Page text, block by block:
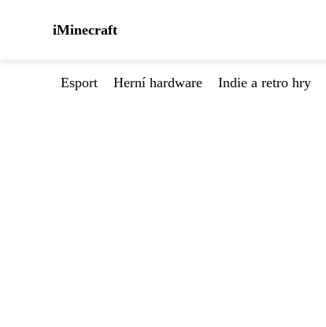
iMinecraft
Esport Herní hardware Indie a retro hry